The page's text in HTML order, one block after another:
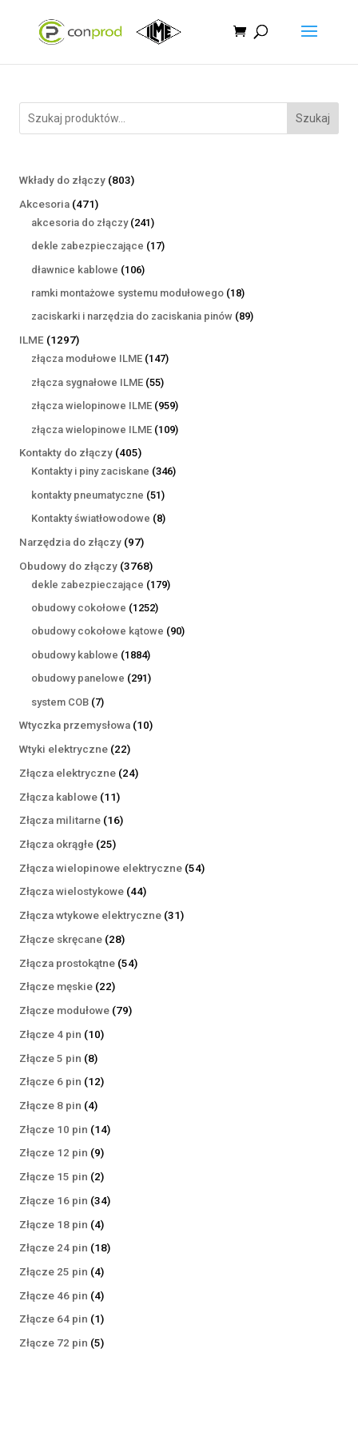
Szukaj
Wkłady do złączy 803803
Akcesoria 471471
produktów
akcesoria do złączy 241241
produktów
dekle zabezpieczające 1717
dławnice kablowe 106106
produktów
ramki montażowe systemu modułowego 1818
produktów
zaciskarki i narzędzia do zaciskania pinów 8989
ILME 12971297
produktów
złącza modułowe ILME 147147
złącza sygnałowe ILME 5555
produktów
złącza wielopinowe ILME 959959
produktów
złącza wielopinowe ILME 109109
Kontakty do złączy 405405
produktów
Kontakty i piny zaciskane 346346
kontakty pneumatyczne 5151
produktów
Kontakty światłowodowe 88
Narzędzia do złączy 9797
produktów
Obudowy do złączy 37683768
produktów
dekle zabezpieczające 179179
obudowy cokołowe 12521252
produkty
obudowy cokołowe kątowe 9090
obudowy kablowe 18841884
produkty
obudowy panelowe 291291
system COB 77
produktów
Wtyczka przemysłowa 1010
Wtyki elektryczne 2222
produkty
Złącza elektryczne 2424
Złącza kablowe 1111
produktów
Złącza militarne 1616
Złącza okrągłe 2525
produktów
Złącza wielopinowe elektryczne 5454
Złącza wielostykowe 4444
produkty
Złącza wtykowe elektryczne 3131
Złącze skręcane 2828
produktów
Złącza prostokątne 5454
Złącze męskie 2222
produkty
Złącze modułowe 7979
Złącze 4 pin 1010
Złącze 5 pin 88
produktów
Złącze 6 pin 1212
Złącze 8 pin 44
produkty
Złącze 10 pin 1414
Złącze 12 pin 99
produktów
Złącze 15 pin 22
produkty
Złącze 16 pin 3434
Złącze 18 pin 44
produkty
Złącze 24 pin 1818
Złącze 25 pin 44
produkty
Złącze 46 pin 44
produkty
Złącze 64 pin 11
produkt
Złącze 72 pin 55